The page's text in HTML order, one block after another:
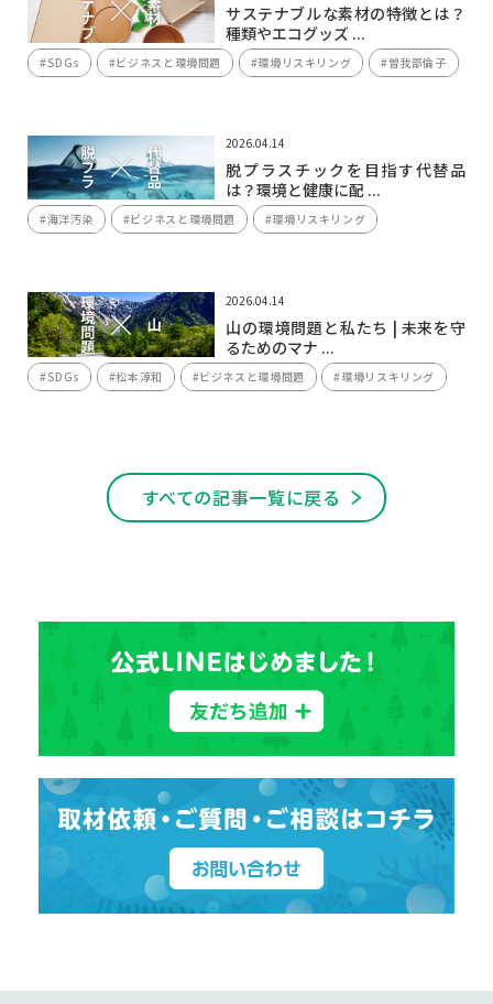
サステナブルな素材の特徴とは？
種類やエコグッズ ...
#SDGs #ビジネスと環境問題 #環境リスキリング #曽我部倫子
2026.04.14
脱プラスチックを目指す代替品
は？環境と健康に配 ...
#海洋汚染 #ビジネスと環境問題 #環境リスキリング
2026.04.14
山の環境問題と私たち | 未来を守
るためのマナ ...
#SDGs #松本淳和 #ビジネスと環境問題 #環境リスキリング
すべての記事一覧に戻る